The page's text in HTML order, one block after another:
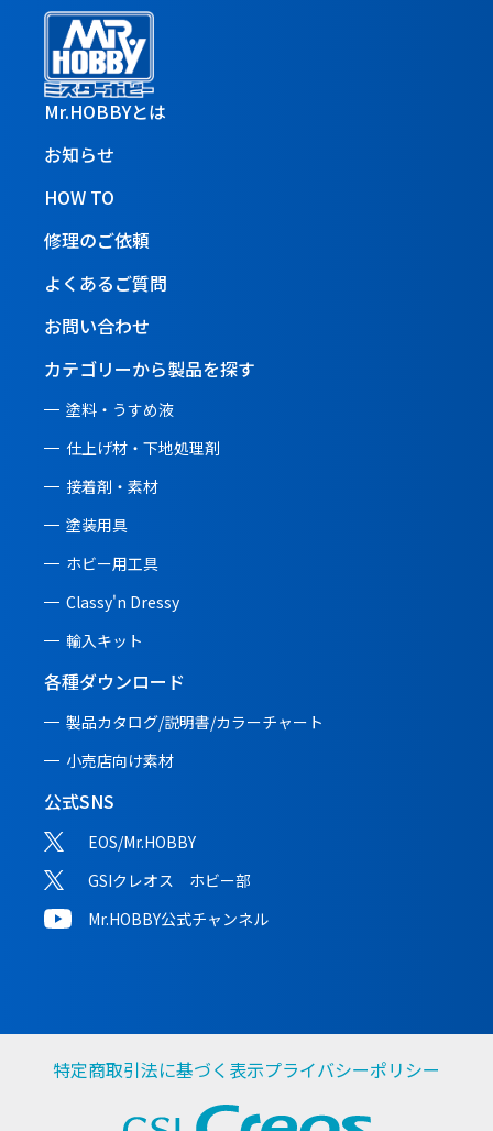
Mr.HOBBYとは
お知らせ
HOW TO
修理のご依頼
よくあるご質問
お問い合わせ
カテゴリーから製品を探す
塗料・うすめ液
仕上げ材・下地処理剤
接着剤・素材
塗装用具
ホビー用工具
Classy'n Dressy
輸入キット
各種ダウンロード
製品カタログ/説明書/カラーチャート
小売店向け素材
公式SNS
EOS/Mr.HOBBY
GSIクレオス ホビー部
Mr.HOBBY公式チャンネル
特定商取引法に基づく表示プライバシーポリシー